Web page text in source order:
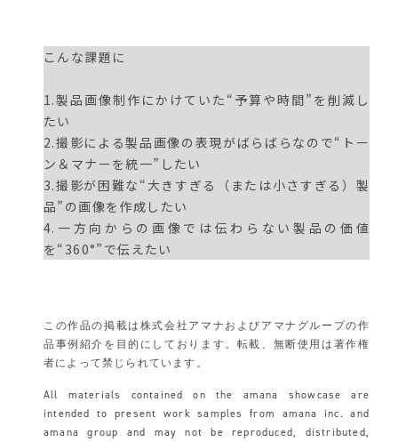
こんな課題に
1.製品画像制作にかけていた“予算や時間”を削減し
たい
2.撮影による製品画像の表現がばらばらなので“トー
ン＆マナーを統一”したい
3.撮影が困難な“大きすぎる（または小さすぎる）製
品”の画像を作成したい
4.一方向からの画像では伝わらない製品の価値
を“360°”で伝えたい
この作品の掲載は株式会社アマナおよびアマナグループの作
品事例紹介を目的にしております。転載、無断使用は著作権
者によって禁じられています。
All materials contained on the amana showcase are
intended to present work samples from amana inc. and
amana group and may not be reproduced, distributed,